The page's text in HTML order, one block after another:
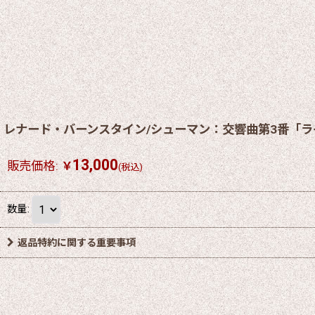
レナード・バーンスタイン/シューマン：交響曲第3番「
販売価格: ￥13,000(税込)
数量:
返品特約に関する重要事項